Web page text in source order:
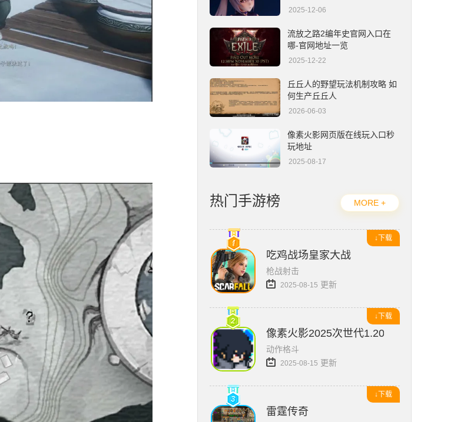
2025-12-06
流放之路2编年史官网入口在
哪-官网地址一览
2025-12-22
丘丘人的野望玩法机制攻略 如
何生产丘丘人
2026-06-03
像素火影网页版在线玩入口秒
玩地址
2025-08-17
热门手游榜 MORE +
↓下载
吃鸡战场皇家大战
枪战射击
2025-08-15 更新
↓下载
像素火影2025次世代1.20版本
动作格斗
2025-08-15 更新
↓下载
雷霆传奇